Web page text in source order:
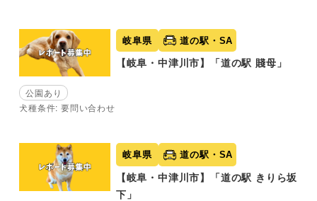
岐阜県 道の駅・SA
【岐阜・中津川市】「道の駅 賤母」
公園あり
犬種条件: 要問い合わせ
岐阜県 道の駅・SA
【岐阜・中津川市】「道の駅 きりら坂
下」